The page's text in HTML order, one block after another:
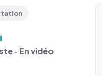
· En vidéo